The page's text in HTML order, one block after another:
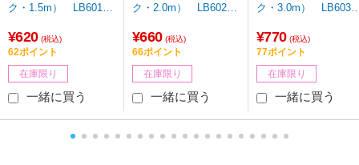
ク・1.5m） LB6015B
ープオリジナル】【86
4】
¥620 (税込)
62ポイント
在庫限り
一緒に買う
ク・2.0m） LB602B
ープオリジナル】【86
4】
¥660 (税込)
66ポイント
在庫限り
一緒に買う
ク・3.0m） LB603B
¥770 (税込)
77ポイント
在庫限り
一緒に買う